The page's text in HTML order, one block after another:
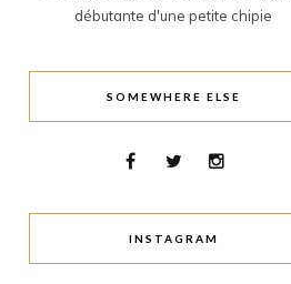
débutante d'une petite chipie
SOMEWHERE ELSE
INSTAGRAM